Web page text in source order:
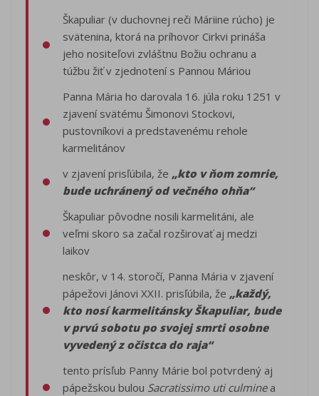
Škapuliar (v duchovnej reči Máriine rúcho) je
svätenina, ktorá na príhovor Cirkvi prináša
jeho nositeľovi zvláštnu Božiu ochranu a
túžbu žiť v zjednotení s Pannou Máriou
Panna Mária ho darovala 16. júla roku 1251 v
zjavení svätému Šimonovi Stockovi,
pustovníkovi a predstavenému rehole
karmelitánov
v zjavení prisľúbila, že „kto v ňom zomrie,
bude uchránený od večného ohňa“
Škapuliar pôvodne nosili karmelitáni, ale
veľmi skoro sa začal rozširovať aj medzi
laikov
neskôr, v 14. storočí, Panna Mária v zjavení
pápežovi Jánovi XXII. prisľúbila, že „každý,
kto nosí karmelitánsky Škapuliar, bude
v prvú sobotu po svojej smrti osobne
vyvedený z očistca do raja“
tento prísľub Panny Márie bol potvrdený aj
pápežskou bulou Sacratissimo uti culminea